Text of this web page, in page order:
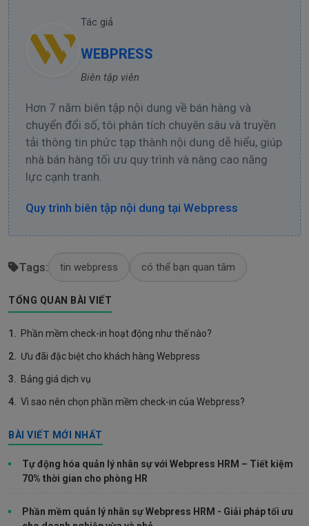
TỔNG QUAN BÀI VIẾT
1. Phần mềm check-in hoạt động như thế nào?
2. Ưu đãi đặc biệt cho khách hàng Webpress
3. Bảng giá dịch vụ
4. Vì sao nên chọn phần mềm check-in của Webpress?
Tác giả
WEBPRESS
Biên tập viên
Hơn 7 năm biên tập nội dung về bán hàng và
chuyển đổi số, tôi phân tích chuyên sâu và truyền
tải thông tin phức tạp thành nội dung dễ hiểu, giúp
nhà bán hàng tối ưu quy trình và nâng cao năng
lực cạnh tranh.
Quy trình biên tập nội dung tại Webpress
Tags: tin webpress có thể bạn quan tâm
BÀI VIẾT MỚI NHẤT
Tự động hóa quản lý nhân sự với Webpress HRM – Tiết kiệm
70% thời gian cho phòng HR
Phần mềm quản lý nhân sự Webpress HRM - Giải pháp tối ưu